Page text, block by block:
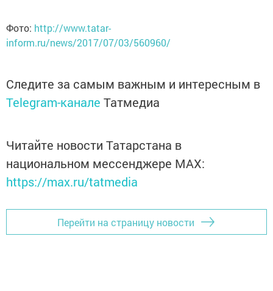
Фото: http://www.tatar-
inform.ru/news/2017/07/03/560960/
Следите за самым важным и интересным в
Telegram-канале Татмедиа
Читайте новости Татарстана в
национальном мессенджере MАХ:
https://max.ru/tatmedia
Перейти на страницу новости